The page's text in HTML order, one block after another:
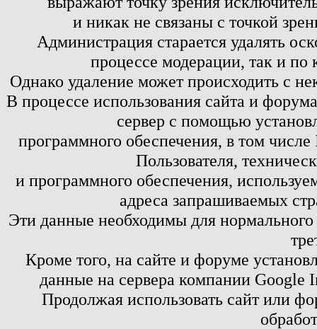
и никак не связаны с точкой
Администрация старается удалять
процессе модерации, так и по
Однако удаление может происходить с
В процессе использования сайта и
сервер с помощью
программного обеспечения, в том
Пользователя,
и программного обеспечения,
адреса запрашиваемых
Эти данные необходимы для
Кроме того, на сайте и форуме
данные на сервера компании
Продолжая использовать сайт или